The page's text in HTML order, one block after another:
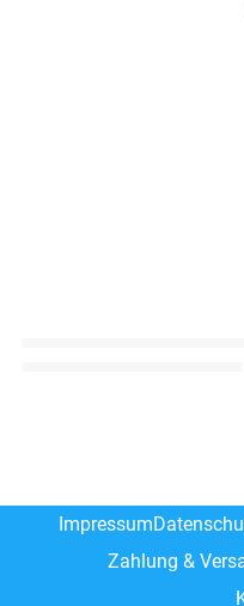
Impressum
Zahlung &